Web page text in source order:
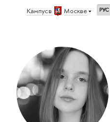
Кампус в Москве РУС